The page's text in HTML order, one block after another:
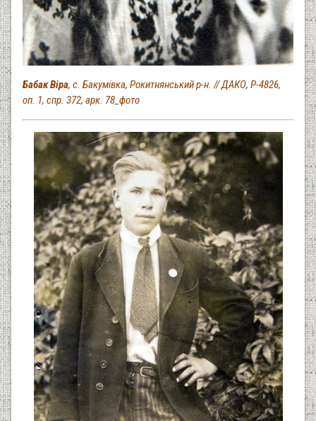
Бабак Віра, с. Бакумівка, Рокитнянський р-н. // ДАКО, Р-4826,
оп. 1, спр. 372, арк. 78_фото